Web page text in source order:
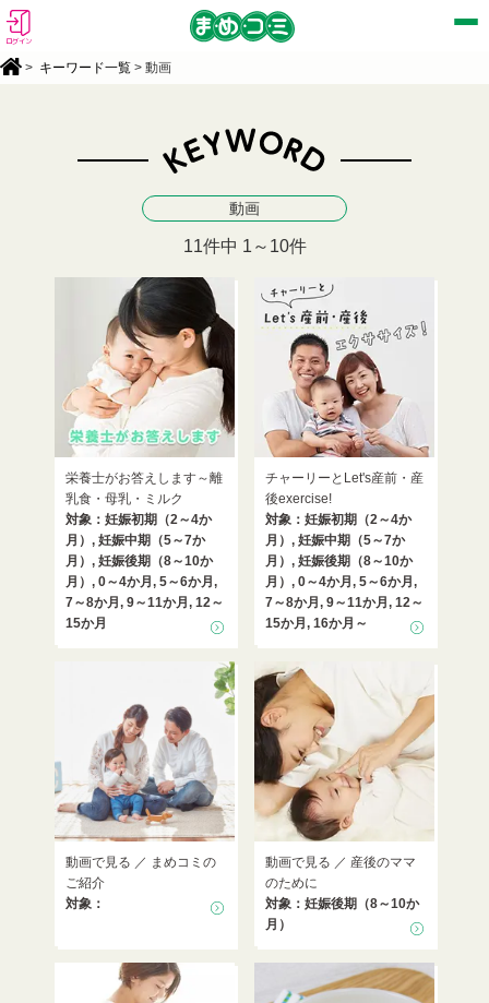
ログイン
> キーワード一覧 > 動画
動画
11件中 1～10件
栄養士がお答えします～離
乳食・母乳・ミルク
対象：妊娠初期（2～4か
月）, 妊娠中期（5～7か
月）, 妊娠後期（8～10か
月）, 0～4か月, 5～6か月,
7～8か月, 9～11か月, 12～
15か月
チャーリーとLet's産前・産
後exercise!
対象：妊娠初期（2～4か
月）, 妊娠中期（5～7か
月）, 妊娠後期（8～10か
月）, 0～4か月, 5～6か月,
7～8か月, 9～11か月, 12～
15か月, 16か月～
動画で見る ／ まめコミの
ご紹介
対象：
動画で見る ／ 産後のママ
のために
対象：妊娠後期（8～10か
月）